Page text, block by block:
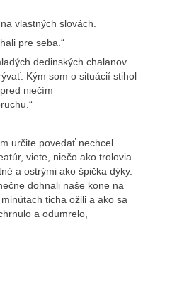
vlastných slovách.
pre seba.“
dedinských chalanov
Kým som o situácií stihol
niečím
určite povedať nechcel…
viete, niečo ako trolovia
a ostrými ako špička dýky.
dohnali naše kone na
ticha ožili a ako sa
a odumrelo,